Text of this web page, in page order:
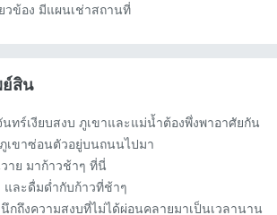
วข้อง มีแผนเช่าสถานที่
ย์สิน
ทร์เงียบสงบ ภูเขาและแม่น้ำต้องพึ่งพาอาศัยกัน
เขาซ่อนตัวอยู่บนถนนไปมา
าย มาก้าวช้าๆ ที่นี่
และดื่มด่ำกับก้าวที่ช้าๆ
กถึงความสงบที่ไม่ได้ผ่อนคลายมาเป็นเวลานาน